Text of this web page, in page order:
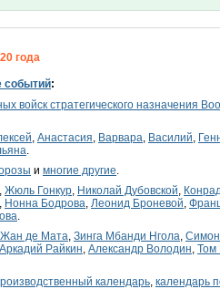
года
событий:
войск стратегического назначения
, Анастасия, Варвара, Василий,
.
и многие другие.
, Жюль Гонкур, Николай Дубовской,
, Нонна Бодрова, Леонид Броневой,
.
де Мата, Зинга Мбанди Нгола,
Аркадий Райкин, Александр Володин, Том
календарь, календарь